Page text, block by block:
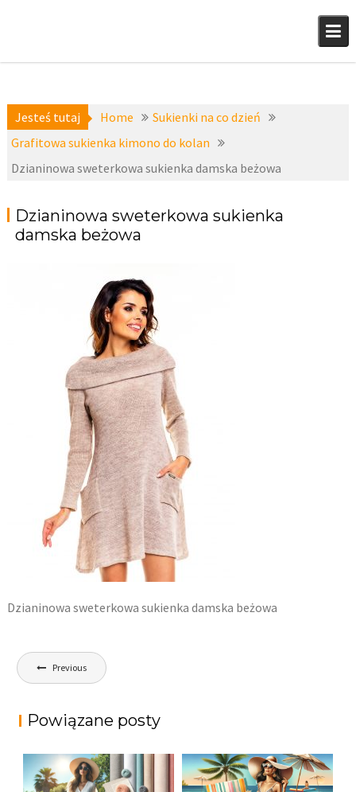
Jesteś tutaj Home
Sukienki na co dzień
Grafitowa sukienka kimono do kolan
Dzianinowa sweterkowa sukienka damska beżowa
Dzianinowa sweterkowa sukienka
damska beżowa
Dzianinowa sweterkowa sukienka damska beżowa
Nawigacja
wpisu
Previous
Powiązane posty